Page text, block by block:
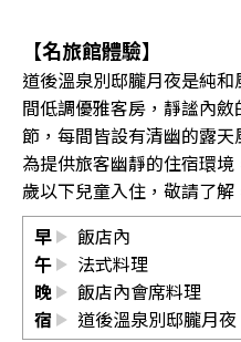
【名旅館體驗】
道後溫泉別邸朧月夜是純
間低調優雅客房，靜謐內
節，每間皆設有清幽的露天
為提供旅客幽靜的住宿環
歲以下兒童入住，敬請了解
早
飯店內
午
法式料理
晚
飯店內會席料理
宿
道後溫泉別邸朧月夜